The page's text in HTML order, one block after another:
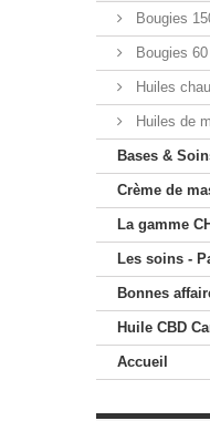
Bougies
Bougies
Huiles
Huiles de
Bases &
Crème de
La gamme
Les soins -
Bonnes
Huile CBD
Accueil